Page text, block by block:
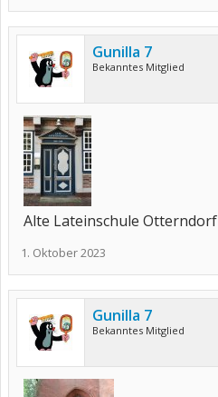
Gunilla 7
Bekanntes Mitglied
Alte Lateinschule Otterndorf
1. Oktober 2023
Gunilla 7
Bekanntes Mitglied